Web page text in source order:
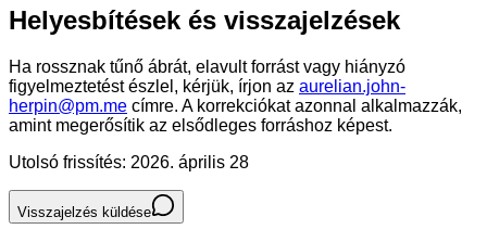
Helyesbítések és visszajelzések
Ha rossznak tűnő ábrát, elavult forrást vagy hiányzó
figyelmeztetést észlel, kérjük, írjon az aurelian.john-
herpin@pm.me címre. A korrekciókat azonnal alkalmazzák,
amint megerősítik az elsődleges forráshoz képest.
Utolsó frissítés: 2026. április 28
Visszajelzés küldése